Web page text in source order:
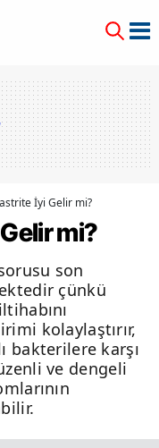
İyi Gelir mi?
mi?
son
çünkü
kolaylaştırır,
bakterilere karşı
ve dengeli